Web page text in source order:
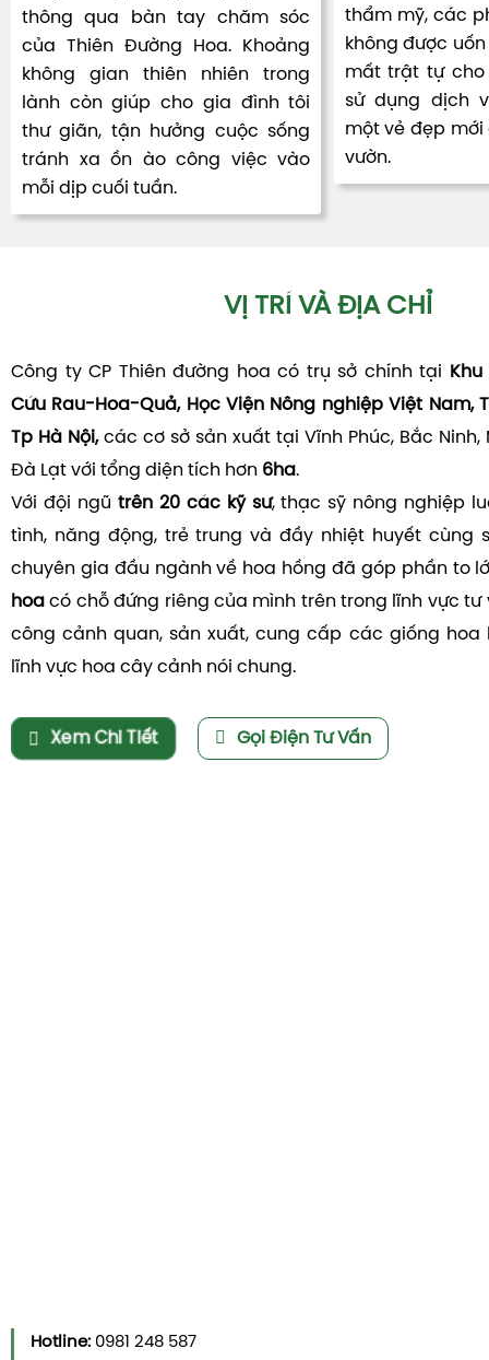
thông qua bàn tay chăm sóc
của Thiên Đường Hoa. Khoảng
không gian thiên nhiên trong
lành còn giúp cho gia đình tôi
thư giãn, tận hưởng cuộc sống
tránh xa ồn ào công việc vào
mỗi dịp cuối tuần.
thẩm mỹ, các
không được
mất trật tự cho
sử dụng dịch
một vẻ đẹp mới
vườn.
VỊ TRÍ VÀ ĐỊA CHỈ
Công ty CP Thiên đường hoa có trụ sở chính tại
Cứu Rau-Hoa-Quả, Học Viện Nông nghiệp Việt Nam,
Tp Hà Nội,các cơ sở sản xuất tại Vĩnh Phúc, Bắc Ninh,
Đà Lạt với tổng diện tích hơn 6ha.
Với đội ngũ trên 20 các kỹ sư, thạc sỹ nông nghiệp
tình, năng động, trẻ trung và đầy nhiệt huyết cùng
chuyên gia đầu ngành về hoa hồng đã góp phần to
hoa có chỗ đứng riêng của mình trên trong lĩnh vực tư
công cảnh quan, sản xuất, cung cấp các giống hoa
lĩnh vực hoa cây cảnh nói chung.
Xem Chi Tiết Gọi Điện Tư Vấn
Hotline: 0981 248 587